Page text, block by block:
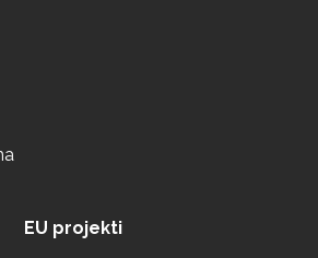
EU projekti